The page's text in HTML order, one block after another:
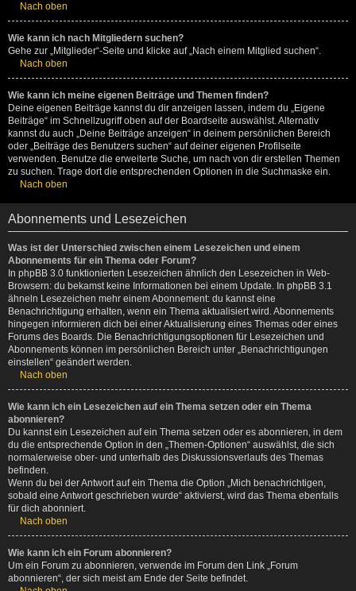
Nach oben
Wie kann ich nach Mitgliedern suchen?
Gehe zur „Mitglieder“-Seite und klicke auf „Nach einem Mitglied suchen“.
Nach oben
Wie kann ich meine eigenen Beiträge und Themen finden?
Deine eigenen Beiträge kannst du dir anzeigen lassen, indem du „Eigene
Beiträge“ im Schnellzugriff oben auf der Boardseite auswählst. Alternativ
kannst du auch „Deine Beiträge anzeigen“ in deinem persönlichen Bereich
oder „Beiträge des Benutzers suchen“ auf deiner eigenen Profilseite
verwenden. Benutze die erweiterte Suche, um nach von dir erstellen Themen
zu suchen. Trage dort die entsprechenden Optionen in die Suchmaske ein.
Nach oben
Abonnements und Lesezeichen
Was ist der Unterschied zwischen einem Lesezeichen und einem
Abonnements für ein Thema oder Forum?
In phpBB 3.0 funktionierten Lesezeichen ähnlich den Lesezeichen in Web-
Browsern: du bekamst keine Informationen bei einem Update. In phpBB 3.1
ähneln Lesezeichen mehr einem Abonnement: du kannst eine
Benachrichtigung erhalten, wenn ein Thema aktualisiert wird. Abonnements
hingegen informieren dich bei einer Aktualisierung eines Themas oder eines
Forums des Boards. Die Benachrichtigungsoptionen für Lesezeichen und
Abonnements können im persönlichen Bereich unter „Benachrichtigungen
einstellen“ geändert werden.
Nach oben
Wie kann ich ein Lesezeichen auf ein Thema setzen oder ein Thema
abonnieren?
Du kannst ein Lesezeichen auf ein Thema setzen oder es abonnieren, in dem
du die entsprechende Option in den „Themen-Optionen“ auswählst, die sich
normalerweise ober- und unterhalb des Diskussionsverlaufs des Themas
befinden.
Wenn du bei der Antwort auf ein Thema die Option „Mich benachrichtigen,
sobald eine Antwort geschrieben wurde“ aktivierst, wird das Thema ebenfalls
für dich abonniert.
Nach oben
Wie kann ich ein Forum abonnieren?
Um ein Forum zu abonnieren, verwende im Forum den Link „Forum
abonnieren“, der sich meist am Ende der Seite befindet.